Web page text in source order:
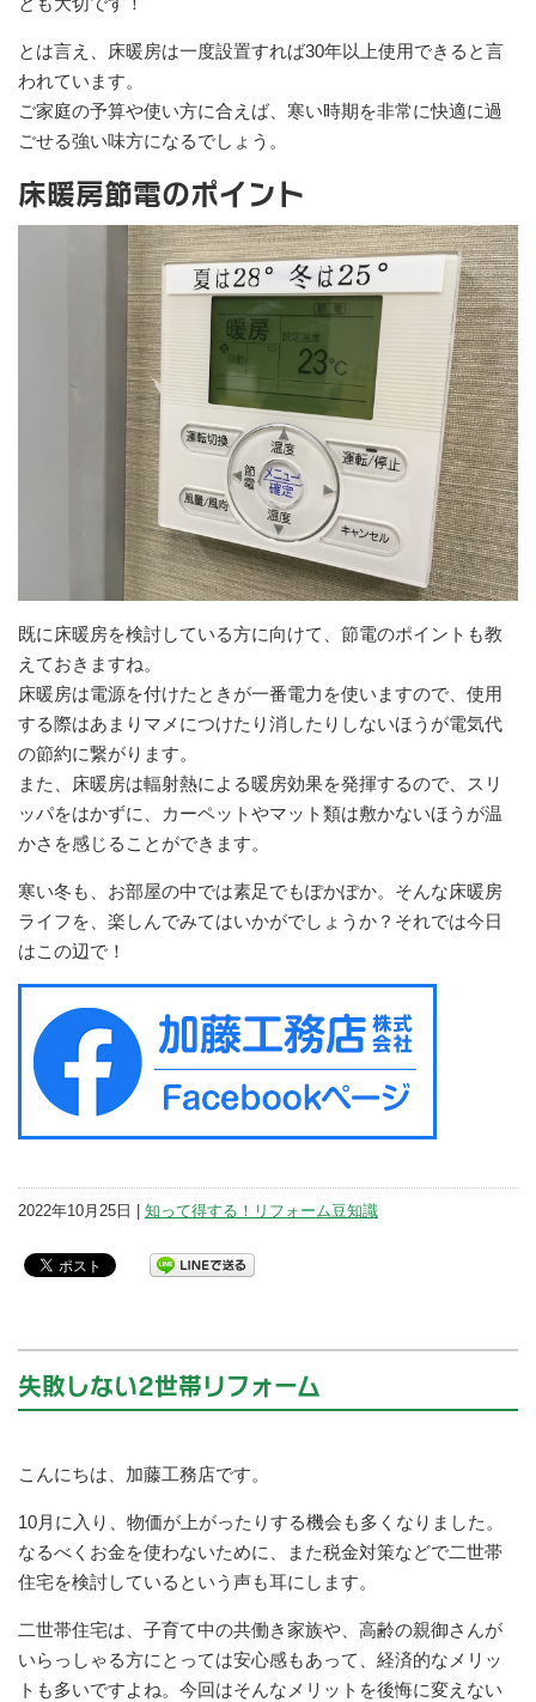
とは言え、床暖房は一度設置すれば30年以上使用できると言
われています。
ご家庭の予算や使い方に合えば、寒い時期を非常に快適に過
ごせる強い味方になるでしょう。
床暖房節電のポイント
既に床暖房を検討している方に向けて、節電のポイントも教
えておきますね。
床暖房は電源を付けたときが一番電力を使いますので、使用
する際はあまりマメにつけたり消したりしないほうが電気代
の節約に繋がります。
また、床暖房は輻射熱による暖房効果を発揮するので、スリ
ッパをはかずに、カーペットやマット類は敷かないほうが温
かさを感じることができます。
寒い冬も、お部屋の中では素足でもぽかぽか。そんな床暖房
ライフを、楽しんでみてはいかがでしょうか？それでは今日
はこの辺で！
2022年10月25日 | 知って得する！リフォーム豆知識
失敗しない2世帯リフォーム
こんにちは、加藤工務店です。
10月に入り、物価が上がったりする機会も多くなりました。
なるべくお金を使わないために、また税金対策などで二世帯
住宅を検討しているという声も耳にします。
二世帯住宅は、子育て中の共働き家族や、高齢の親御さんが
いらっしゃる方にとっては安心感もあって、経済的なメリッ
トも多いですよね。今回はそんなメリットを後悔に変えない